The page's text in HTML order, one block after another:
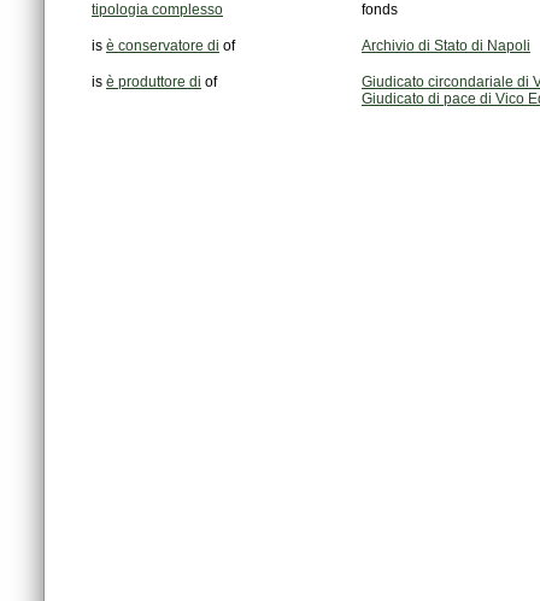
tipologia complesso fonds
is è conservatore di of Archivio di Stato di Napoli
is è produttore di of
Giudicato circondariale di
Giudicato di pace di Vico